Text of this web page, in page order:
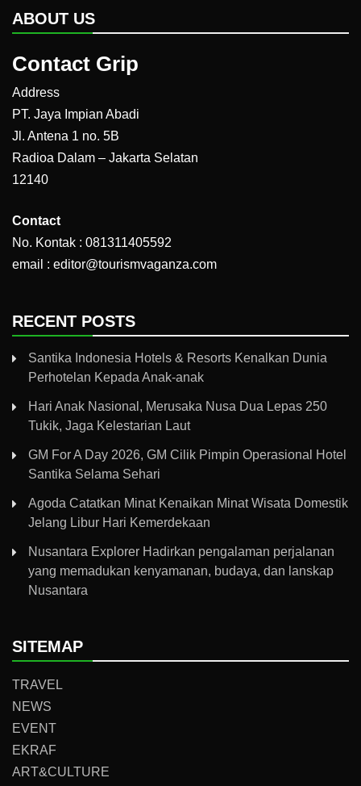
ABOUT US
Contact Grip
Address
PT. Jaya Impian Abadi
Jl. Antena 1 no. 5B
Radioa Dalam – Jakarta Selatan
12140
Contact
No. Kontak : 081311405592
email : editor@tourismvaganza.com
RECENT POSTS
Santika Indonesia Hotels & Resorts Kenalkan Dunia
Perhotelan Kepada Anak-anak
Hari Anak Nasional, Merusaka Nusa Dua Lepas 250
Tukik, Jaga Kelestarian Laut
GM For A Day 2026, GM Cilik Pimpin Operasional Hotel
Santika Selama Sehari
Agoda Catatkan Minat Kenaikan Minat Wisata Domestik
Jelang Libur Hari Kemerdekaan
Nusantara Explorer Hadirkan pengalaman perjalanan
yang memadukan kenyamanan, budaya, dan lanskap
Nusantara
SITEMAP
TRAVEL
NEWS
EVENT
EKRAF
ART&CULTURE